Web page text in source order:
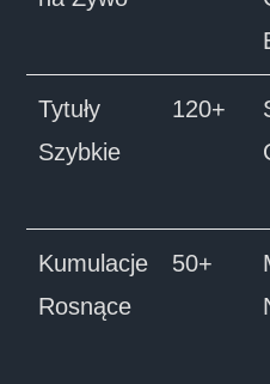
Tytuły
Szybkie
120+
Kumulacje
Rosnące
50+